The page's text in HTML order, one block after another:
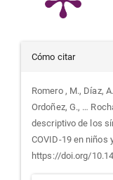
del
Cómo citar
Romero , M., Díaz,
Ordoñez, G., …
descriptivo de los
COVID-19 en niños
https://doi.org/